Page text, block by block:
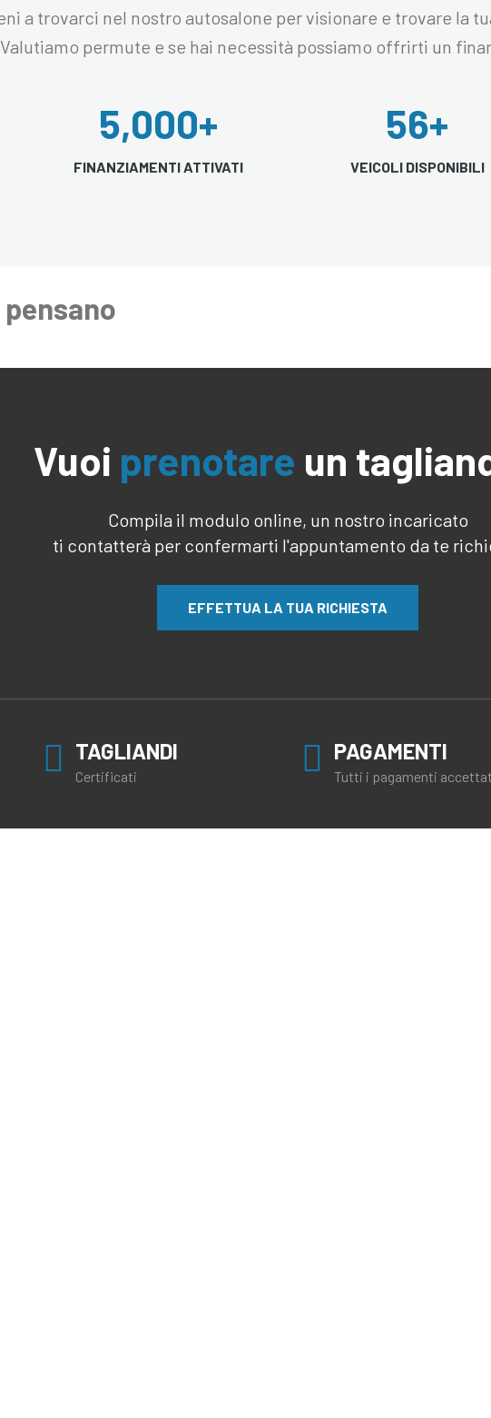
a trovarci nel nostro autosalone per visionare e trovare la
Valutiamo permute e se hai necessità possiamo offrirti un
5,000+
FINANZIAMENTI ATTIVATI
56+
VEICOLI DISPONIBILI
Vuoi prenotare un
Compila il modulo online, un nostro incaricato
ti contatterà per confermarti l'appuntamento da te
EFFETTUA LA TUA RICHIESTA
TAGLIANDI
Certificati
PAGAMENTI
Tutti i pagamenti